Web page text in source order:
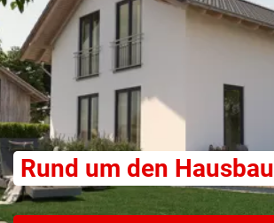
Rund um den Hausbau